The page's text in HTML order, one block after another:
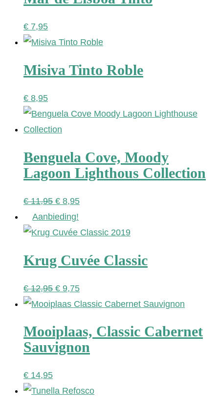
€ 7,95
Misiva Tinto Roble
€ 8,95
Benguela Cove, Moody
Lagoon Lighthous Collection
€11,95 Oorspronkelijke
prijs
was:
€ 8,95Huidige
is:
Aanbieding!
Krug Cuvée Classic
€12,95 Oorspronkelijke
prijs
€ 12,95.
€ 9,75Huidige
prijs
€ 9,75.
Mooiplaas, Classic Cabernet
Sauvignon
€ 14,95